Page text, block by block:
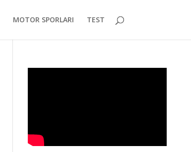
MOTOR SPORLARI TEST